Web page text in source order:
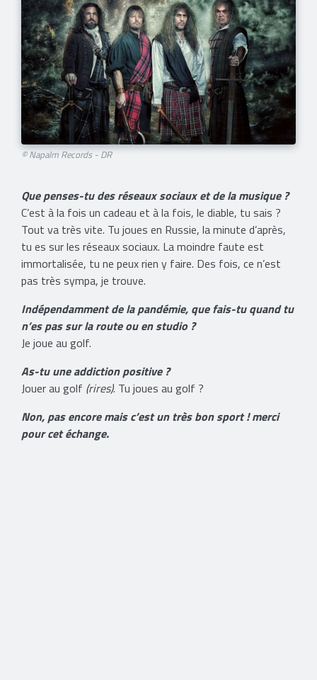
© Napalm Records - DR
Que penses-tu des réseaux sociaux et de la musique ?
C’est à la fois un cadeau et à la fois, le diable, tu sais ?
Tout va très vite. Tu joues en Russie, la minute d’après,
tu es sur les réseaux sociaux. La moindre faute est
immortalisée, tu ne peux rien y faire. Des fois, ce n’est
pas très sympa, je trouve.
Indépendamment de la pandémie, que fais-tu quand tu
n’es pas sur la route ou en studio ?
Je joue au golf.
As-tu une addiction positive ?
Jouer au golf (rires). Tu joues au golf ?
Non, pas encore mais c’est un très bon sport ! merci
pour cet échange.